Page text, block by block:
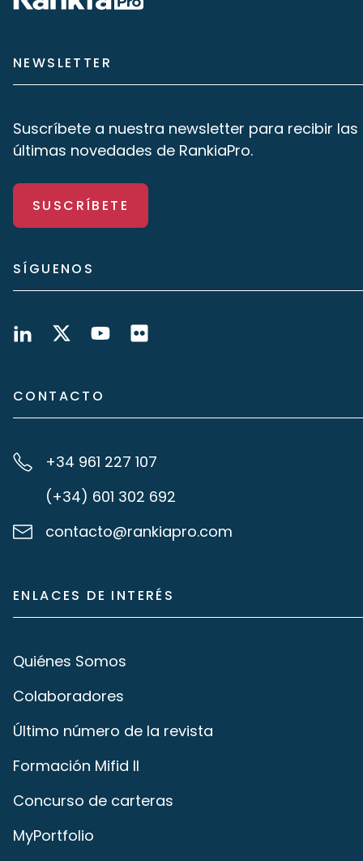
NEWSLETTER
Suscríbete a nuestra newsletter para recibir las
últimas novedades de RankiaPro.
SUSCRÍBETE
SÍGUENOS
CONTACTO
+34 961 227 107
(+34) 601 302 692
contacto@rankiapro.com
ENLACES DE INTERÉS
Quiénes Somos
Colaboradores
Último número de la revista
Formación Mifid II
Concurso de carteras
MyPortfolio